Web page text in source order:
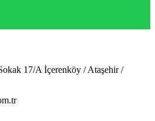
17/A İçerenköy / Ataşehir /